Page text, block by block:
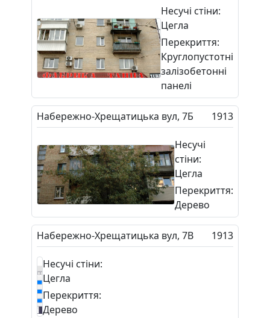
Несучі стіни:
Цегла
Перекриття:
Круглопустотні
залізобетонні
панелі
Набережно-Хрещатицька вул, 7Б 1913
Несучі
стіни:
Цегла
Перекриття:
Дерево
Набережно-Хрещатицька вул, 7В 1913
Несучі стіни:
Цегла
Перекриття:
Дерево